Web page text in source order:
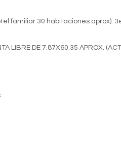
familiar 30 habitaciones aprox).
LIBRE DE 7.87X60.35 APROX.